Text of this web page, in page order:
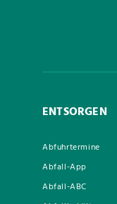
ENTSORGEN
Abfuhrtermine
Abfall-App
Abfall-ABC